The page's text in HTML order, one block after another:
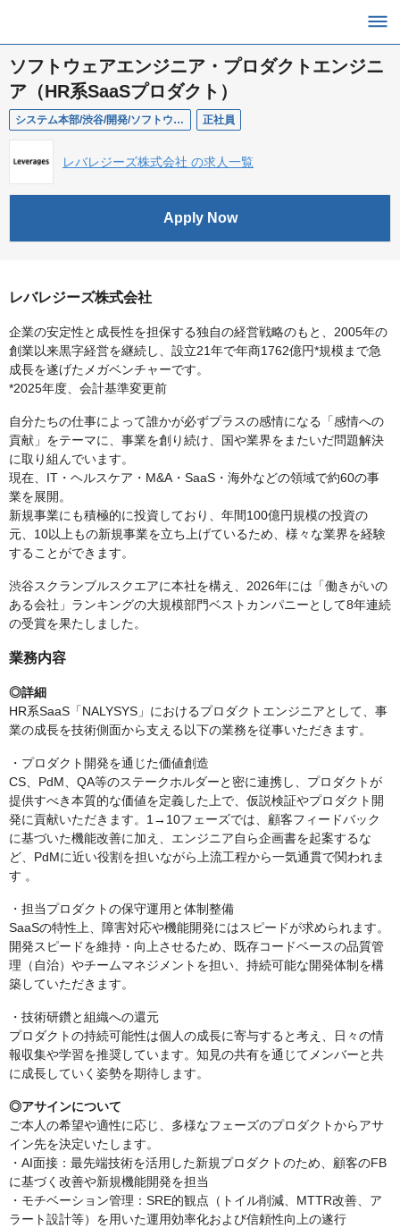
ソフトウェアエンジニア・プロダクトエンジニ
ア（HR系SaaSプロダクト）
システム本部/渋谷/開発/ソフトウェアエンジニア・プロダクトエンジニア（HR系SaaSプロダクト） 正社員
レバレジーズ株式会社 の求人一覧
Apply Now
レバレジーズ株式会社
企業の安定性と成長性を担保する独自の経営戦略のもと、2005年の
創業以来黒字経営を継続し、設立21年で年商1762億円*規模まで急
成長を遂げたメガベンチャーです。
*2025年度、会計基準変更前
自分たちの仕事によって誰かが必ずプラスの感情になる「感情への
貢献」をテーマに、事業を創り続け、国や業界をまたいだ問題解決
に取り組んでいます。
現在、IT・ヘルスケア・M&A・SaaS・海外などの領域で約60の事
業を展開。
新規事業にも積極的に投資しており、年間100億円規模の投資の
元、10以上もの新規事業を立ち上げているため、様々な業界を経験
することができます。
渋谷スクランブルスクエアに本社を構え、2026年には「働きがいの
ある会社」ランキングの大規模部門ベストカンパニーとして8年連続
の受賞を果たしました。
業務内容
◎詳細
HR系SaaS「NALYSYS」におけるプロダクトエンジニアとして、事
業の成長を技術側面から支える以下の業務を従事いただきます。
・プロダクト開発を通じた価値創造
CS、PdM、QA等のステークホルダーと密に連携し、プロダクトが
提供すべき本質的な価値を定義した上で、仮説検証やプロダクト開
発に貢献いただきます。1→10フェーズでは、顧客フィードバック
に基づいた機能改善に加え、エンジニア自ら企画書を起案するな
ど、PdMに近い役割を担いながら上流工程から一気通貫で関われま
す 。
・担当プロダクトの保守運用と体制整備
SaaSの特性上、障害対応や機能開発にはスピードが求められます。
開発スピードを維持・向上させるため、既存コードベースの品質管
理（自治）やチームマネジメントを担い、持続可能な開発体制を構
築していただきます。
・技術研鑽と組織への還元
プロダクトの持続可能性は個人の成長に寄与すると考え、日々の情
報収集や学習を推奨しています。知見の共有を通じてメンバーと共
に成長していく姿勢を期待します。
◎アサインについて
ご本人の希望や適性に応じ、多様なフェーズのプロダクトからアサ
イン先を決定いたします。
・AI面接：最先端技術を活用した新規プロダクトのため、顧客のFB
に基づく改善や新規機能開発を担当
・モチベーション管理：SRE的観点（トイル削減、MTTR改善、ア
ラート設計等）を用いた運用効率化および信頼性向上の遂行